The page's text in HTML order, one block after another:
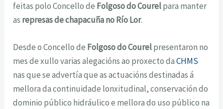
feitas polo Concello de Folgoso do Courelpara manter
as represas dechapacuña no Río Lor.
Desde o Concello de Folgoso do Courelpresentaron no
mes de xullo varias alegacións ao proxecto daCHMS
nas que se advertía que as actuacións destinadas á
mellora da continuidade lonxitudinal, conservación do
dominio público hidráulico e mellora do uso público na